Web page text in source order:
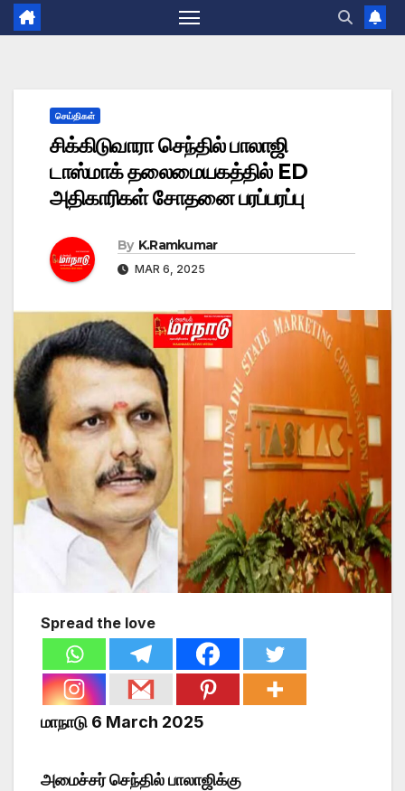
செய்திகள்
சிக்கிடுவாரா செந்தில் பாலாஜி
டாஸ்மாக் தலைமையகத்தில் ED
அதிகாரிகள் சோதனை பரப்பரப்பு
By K.Ramkumar
MAR 6, 2025
Spread the love
மாநாடு 6 March 2025
அமைச்சர் செந்தில் பாலாஜிக்கு